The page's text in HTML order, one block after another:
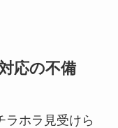
応の不備
ラホラ見受けら